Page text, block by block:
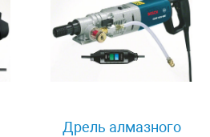
Дрель алмазного